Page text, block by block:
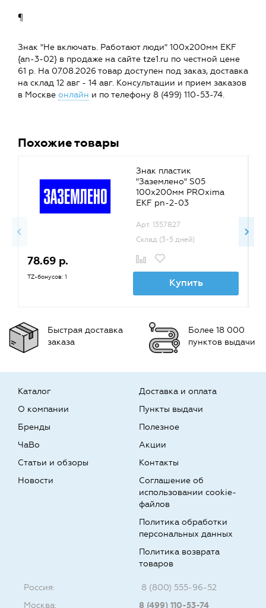
¶
Знак "Не включать. Работают люди" 100х200мм EKF
{an-3-02} в продаже на сайте tze1.ru по честной цене
61 р. На 07.08.2026 товар доступен под заказ, доставка
на склад 12 авг - 14 авг. Консультации и прием заказов
в Москве онлайн и по телефону 8 (499) 110-53-74.
Похожие товары
Знак пластик
"Заземлено" S05
100х200мм PROxima
EKF pn-2-03
Арт. 1357827
Склад (3-5 дней)
78.69 р.
TZ-бонусов: 1 Купить
Быстрая доставка
заказа
Более 18 000
пунктов выдачи
Каталог
О компании
Бренды
Доставка и оплата
Пункты выдачи
Полезное
ЧаВо
Статьи и обзоры
Новости
Акции
Контакты
Соглашение об
использовании cookie-
файлов
Политика обработки
персональных данных
Политика возврата
товаров
Россия:
8 (800) 555-96-52
Москва:
8 (499) 110-53-74